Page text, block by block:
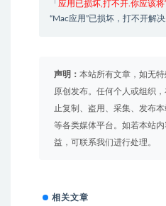
「 应用已损坏,打不开.你应该
“Mac应用”已损坏，打不开解
声明： 本站所有文章，如无
原创发布。任何个人或组织
止复制、盗用、采集、发布
等各类媒体平台。如若本站
益，可联系我们进行处理。
相关文章